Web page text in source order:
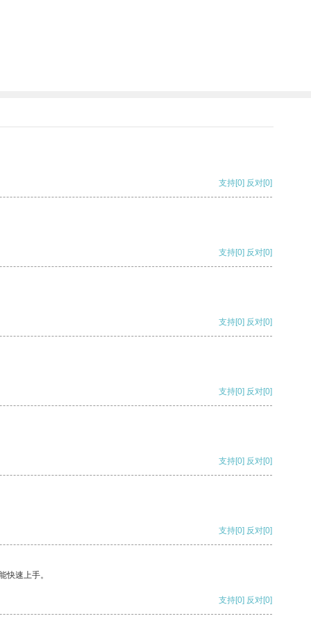
支持[0] 反对[0]
支持[0] 反对[0]
支持[0] 反对[0]
支持[0] 反对[0]
支持[0] 反对[0]
支持[0] 反对[0]
快速上手。
支持[0] 反对[0]